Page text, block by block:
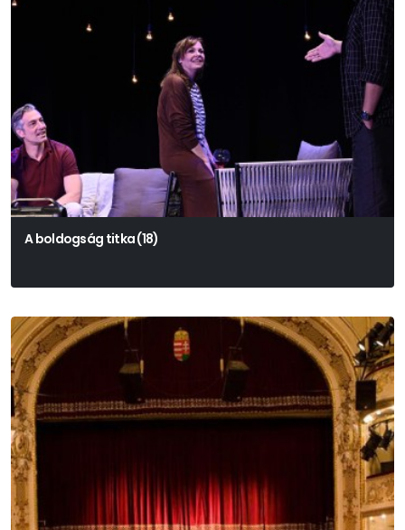
A boldogság titka (18)